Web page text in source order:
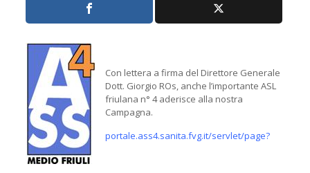
Con lettera a firma del Direttore Generale
Dott. Giorgio ROs, anche l’importante ASL
friulana n° 4 aderisce alla nostra
Campagna.
portale.ass4.sanita.fvg.it/servlet/page?